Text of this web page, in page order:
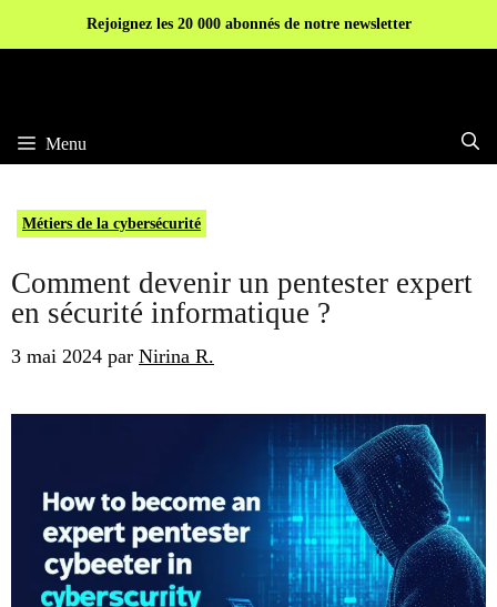
Rejoignez les 20 000 abonnés de notre newsletter
Menu
Métiers de la cybersécurité
Comment devenir un pentester expert
en sécurité informatique ?
3 mai 2024 par Nirina R.